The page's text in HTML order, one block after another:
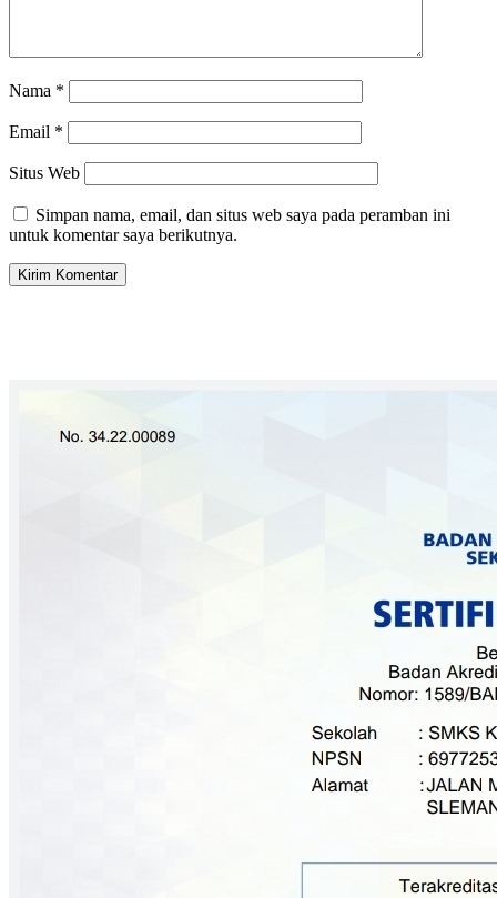
Nama *
Email *
Situs Web
Simpan nama, email, dan situs web saya pada peramban ini
untuk komentar saya berikutnya.